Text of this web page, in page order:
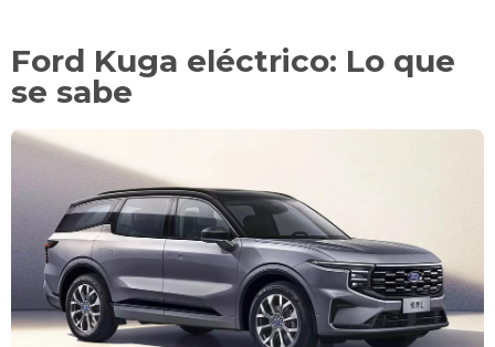
Ford Kuga eléctrico: Lo que
se sabe